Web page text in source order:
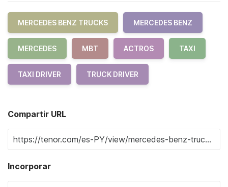
MERCEDES BENZ TRUCKS MERCEDES BENZ
MERCEDES MBT ACTROS TAXI
TAXI DRIVER TRUCK DRIVER
Compartir URL
Incorporar